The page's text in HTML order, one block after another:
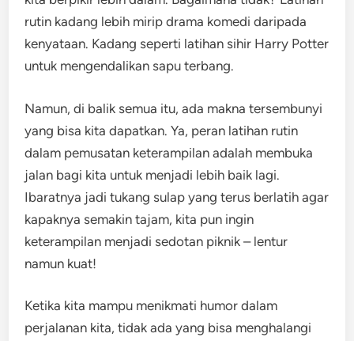
rutin kadang lebih mirip drama komedi daripada
kenyataan. Kadang seperti latihan sihir Harry Potter
untuk mengendalikan sapu terbang.
Namun, di balik semua itu, ada makna tersembunyi
yang bisa kita dapatkan. Ya, peran latihan rutin
dalam pemusatan keterampilan adalah membuka
jalan bagi kita untuk menjadi lebih baik lagi.
Ibaratnya jadi tukang sulap yang terus berlatih agar
kapaknya semakin tajam, kita pun ingin
keterampilan menjadi sedotan piknik – lentur
namun kuat!
Ketika kita mampu menikmati humor dalam
perjalanan kita, tidak ada yang bisa menghalangi